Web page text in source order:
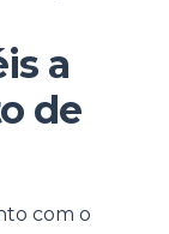
a
de
com o